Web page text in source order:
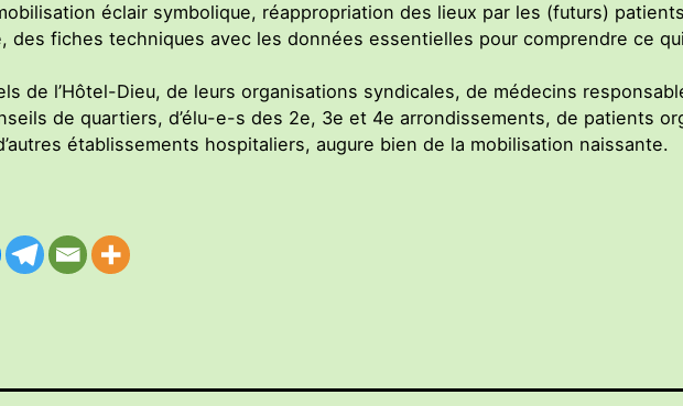
éclair symbolique, réappropriation des lieux par les (futurs)
des fiches techniques avec les données essentielles pour comprendre ce
de l’Hôtel-Dieu, de leurs organisations syndicales, de médecins
de quartiers, d’élu-e-s des 2e, 3e et 4e arrondissements, de patients
établissements hospitaliers, augure bien de la mobilisation naissante.